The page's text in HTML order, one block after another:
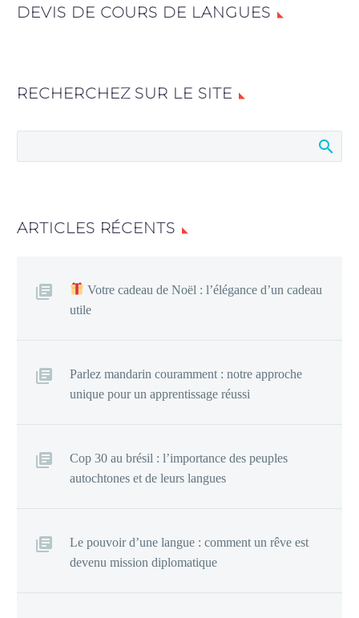
DEVIS DE COURS DE LANGUES
RECHERCHEZ SUR LE SITE
ARTICLES RÉCENTS
Votre cadeau de Noël : l’élégance d’un cadeau
utile
Parlez mandarin couramment : notre approche
unique pour un apprentissage réussi
Cop 30 au brésil : l’importance des peuples
autochtones et de leurs langues
Le pouvoir d’une langue : comment un rêve est
devenu mission diplomatique